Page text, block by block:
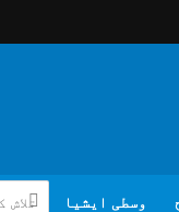
وسطی ایشیا